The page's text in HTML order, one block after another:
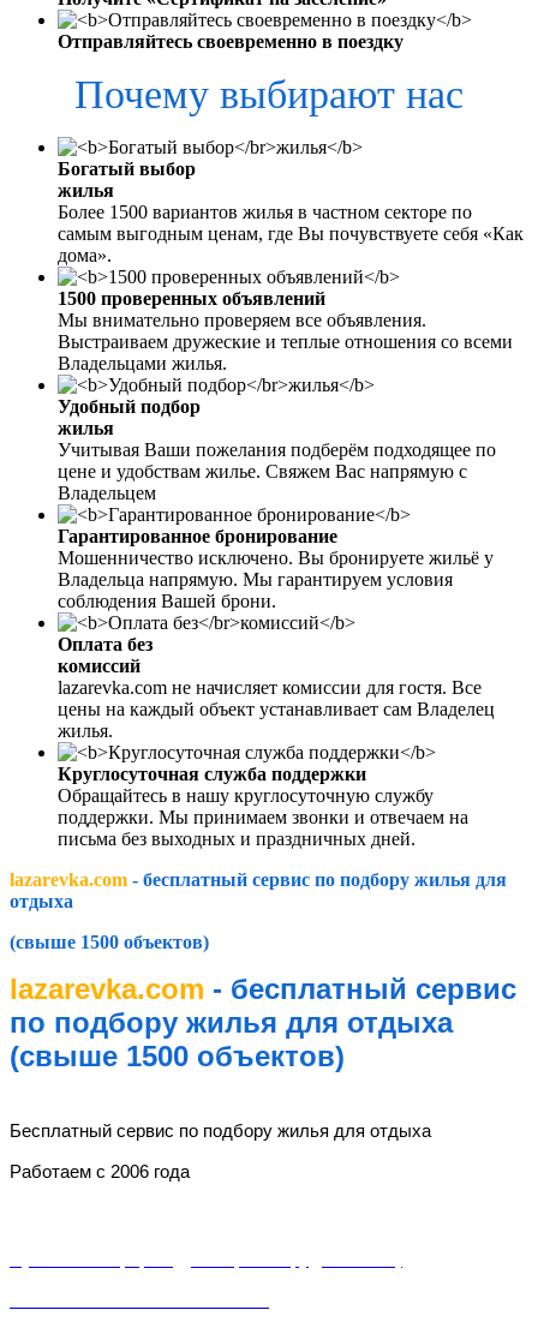
Отправляйтесь своевременно в поездку
Почему выбирают нас
Богатый выбор
жилья
Более 1500 вариантов жилья в частном секторе по
самым выгодным ценам, где Вы почувствуете себя «Как
дома».
1500 проверенных объявлений
Мы внимательно проверяем все объявления.
Выстраиваем дружеские и теплые отношения со всеми
Владельцами жилья.
Удобный подбор
жилья
Учитывая Ваши пожелания подберём подходящее по
цене и удобствам жилье. Свяжем Вас напрямую с
Владельцем
Гарантированное бронирование
Мошенничество исключено. Вы бронируете жильё у
Владельца напрямую. Мы гарантируем условия
соблюдения Вашей брони.
Оплата без
комиссий
lazarevka.com не начисляет комиссии для гостя. Все
цены на каждый объект устанавливает сам Владелец
жилья.
Круглосуточная служба поддержки
Обращайтесь в нашу круглосуточную службу
поддержки. Мы принимаем звонки и отвечаем на
письма без выходных и праздничных дней.
lazarevka.com - бесплатный сервис по подбору жилья для
отдыха
(свыше 1500 объектов)
lazarevka.com - бесплатный сервис
по подбору жилья для отдыха
(свыше 1500 объектов)
Бесплатный сервис по подбору жилья для отдыха
Работаем с 2006 года